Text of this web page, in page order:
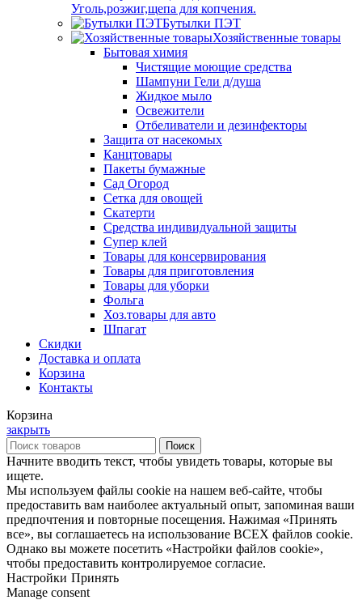
Уголь,розжиг,щепа для копчения.
Бутылки ПЭТ
Хозяйственные товары
Бытовая химия
Чистящие моющие средства
Шампуни Гели д/душа
Жидкое мыло
Освежители
Отбеливатели и дезинфекторы
Защита от насекомых
Канцтовары
Пакеты бумажные
Сад Огород
Сетка для овощей
Скатерти
Средства индивидуальной защиты
Супер клей
Товары для консервирования
Товары для приготовления
Товары для уборки
Фольга
Хоз.товары для авто
Шпагат
Скидки
Доставка и оплата
Корзина
Контакты
Корзина
закрыть
Поиск
Начните вводить текст, чтобы увидеть товары, которые вы
ищете.
Мы используем файлы cookie на нашем веб-сайте, чтобы
предоставить вам наиболее актуальный опыт, запоминая ваши
предпочтения и повторные посещения. Нажимая «Принять
все», вы соглашаетесь на использование ВСЕХ файлов cookie.
Однако вы можете посетить «Настройки файлов cookie»,
чтобы предоставить контролируемое согласие.
Настройки Принять
Manage consent